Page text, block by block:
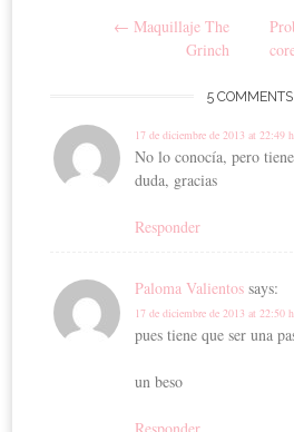
Post navigation
← Maquillaje The
Grinch
5 COMMENTS
17 de diciembre de 2013 at 22:49
No lo conocía, pero
duda, gracias
Responder
Paloma Valientos says:
17 de diciembre de 2013 at 22:50
pues tiene que ser una
un beso